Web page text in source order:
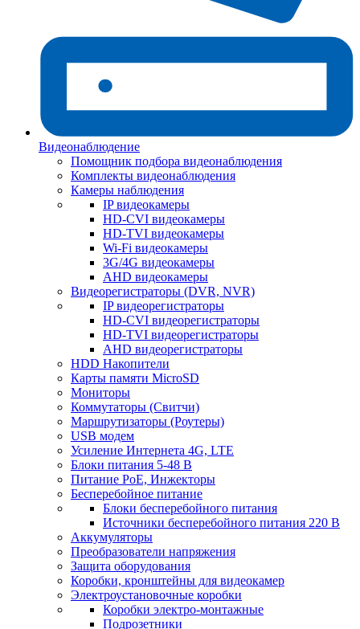
Видеонаблюдение
Помощник подбора видеонаблюдения
Комплекты видеонаблюдения
Камеры наблюдения
IP видеокамеры
HD-CVI видеокамеры
HD-TVI видеокамеры
Wi-Fi видеокамеры
3G/4G видеокамеры
AHD видеокамеры
Видеорегистраторы (DVR, NVR)
IP видеорегистраторы
HD-CVI видеорегистраторы
HD-TVI видеорегистраторы
AHD видеорегистраторы
HDD Накопители
Карты памяти MicroSD
Мониторы
Коммутаторы (Свитчи)
Маршрутизаторы (Роутеры)
USB модем
Усиление Интернета 4G, LTE
Блоки питания 5-48 В
Питание PoE, Инжекторы
Бесперебойное питание
Блоки бесперебойного питания
Источники бесперебойного питания 220 В
Аккумуляторы
Преобразователи напряжения
Защита оборудования
Коробки, кронштейны для видеокамер
Электроустановочные коробки
Коробки электро-монтажные
Подрозетники